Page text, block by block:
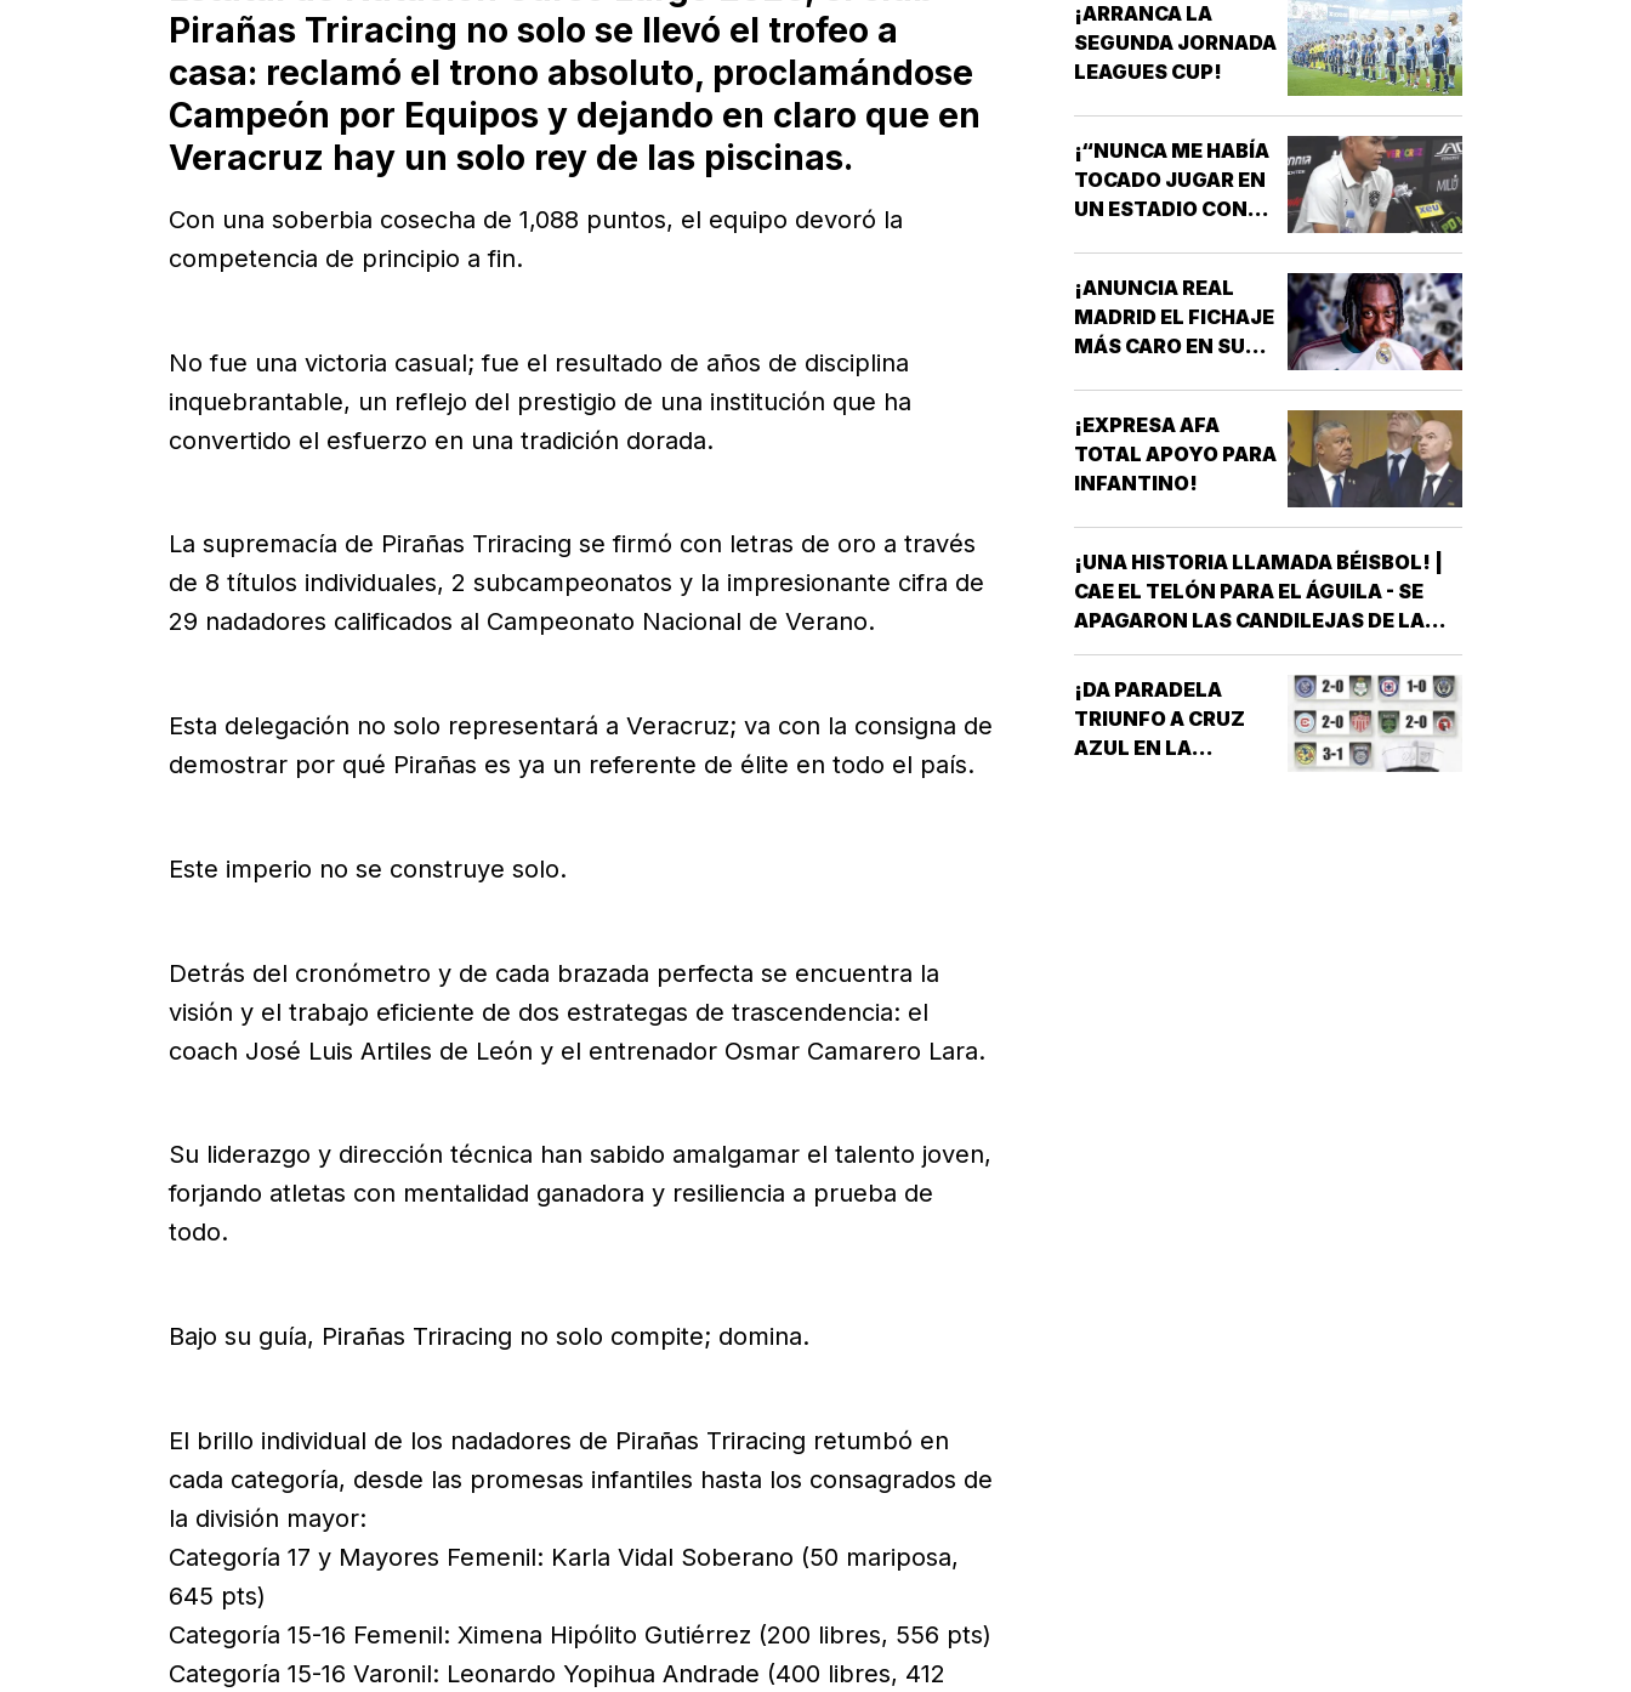
Pirañas Triracing no solo se llevó el trofeo a
casa: reclamó el trono absoluto, proclamándose
Campeón por Equipos y dejando en claro que en
Veracruz hay un solo rey de las piscinas.
Con una soberbia cosecha de 1,088 puntos, el equipo devoró la
competencia de principio a fin.
No fue una victoria casual; fue el resultado de años de disciplina
inquebrantable, un reflejo del prestigio de una institución que ha
convertido el esfuerzo en una tradición dorada.
La supremacía de Pirañas Triracing se firmó con letras de oro a través
de 8 títulos individuales, 2 subcampeonatos y la impresionante cifra de
29 nadadores calificados al Campeonato Nacional de Verano.
Esta delegación no solo representará a Veracruz; va con la consigna de
demostrar por qué Pirañas es ya un referente de élite en todo el país.
Este imperio no se construye solo.
Detrás del cronómetro y de cada brazada perfecta se encuentra la
visión y el trabajo eficiente de dos estrategas de trascendencia: el
coach José Luis Artiles de León y el entrenador Osmar Camarero Lara.
Su liderazgo y dirección técnica han sabido amalgamar el talento joven,
forjando atletas con mentalidad ganadora y resiliencia a prueba de
todo.
Bajo su guía, Pirañas Triracing no solo compite; domina.
El brillo individual de los nadadores de Pirañas Triracing retumbó en
cada categoría, desde las promesas infantiles hasta los consagrados de
la división mayor:
Categoría 17 y Mayores Femenil: Karla Vidal Soberano (50 mariposa,
645 pts)
Categoría 15-16 Femenil: Ximena Hipólito Gutiérrez (200 libres, 556 pts)
Categoría 15-16 Varonil: Leonardo Yopihua Andrade (400 libres, 412
¡ARRANCA LA
SEGUNDA JORNADA
LEAGUES CUP!
¡“NUNCA ME HABÍA
TOCADO JUGAR EN
UN ESTADIO CON
¡ANUNCIA REAL
MADRID EL FICHAJE
MÁS CARO EN SU
¡EXPRESA AFA
TOTAL APOYO PARA
INFANTINO!
¡UNA HISTORIA LLAMADA BÉISBOL! |
CAE EL TELÓN PARA EL ÁGUILA - SE
APAGARON LAS CANDILEJAS DE LA
TEMPORADA 2026 PARA EL ÁGUILA DE
VERACRUZ *LA NOVENA JAROCHA
CERRÓ SU CALENDARIO CON UNA
VICTORIA DE 10-6 SOBRE PERICOS DE
PUEBLA, PERO EL TRIUNFO YA NO…
¡DA PARADELA
TRIUNFO A CRUZ
AZUL EN LA